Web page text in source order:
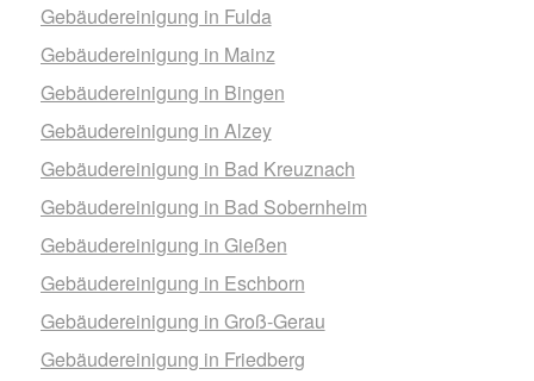
Gebäudereinigung in Fulda
Gebäudereinigung in Mainz
Gebäudereinigung in Bingen
Gebäudereinigung in Alzey
Gebäudereinigung in Bad Kreuznach
Gebäudereinigung in Bad Sobernheim
Gebäudereinigung in Gießen
Gebäudereinigung in Eschborn
Gebäudereinigung in Groß-Gerau
Gebäudereinigung in Friedberg